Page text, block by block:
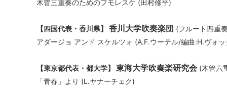
木管三重奏のためのフモレスケ (田村修平)
【四国代表・香川県】 香川大学吹奏楽団 (フルート四重
アダージョ アンド スケルツォ (A.F.ウーテル/編曲:H.ヴォ
【東京都代表・都大学】 東海大学吹奏楽研究会 (木管六
「青春」より (L.ヤナーチェク)